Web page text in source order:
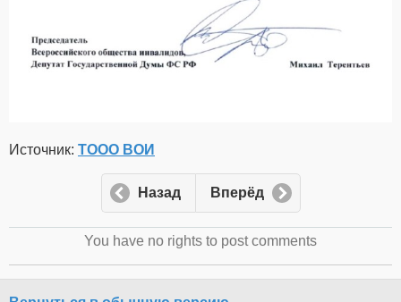
Источник: ТООО ВОИ
Назад Вперёд
You have no rights to post comments